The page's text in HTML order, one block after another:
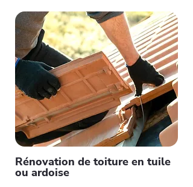
Rénovation de toiture en tuile
ou ardoise